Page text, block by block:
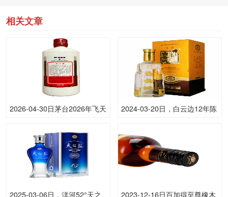
相关文章
2026-04-30日茅台2026年飞天
瓶，下跌 10元
2024-03-20日，白云边12年陈
格是多少呢？
2025-03-06日，洋河52°天之 2023-12-16日百加得至尊橡木